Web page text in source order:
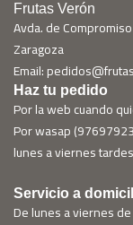
Frutas Verón
Avda. de
Zaragoza
Email:
Haz tu pedido
Por la web cuando
Por wasap
lunes a viernes
Servicio a
De lunes a viernes